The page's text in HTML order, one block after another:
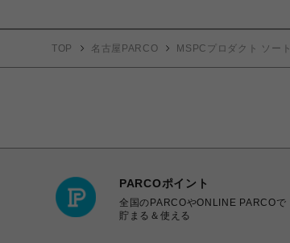
TOP 名古屋PARCO MSPCプロダクト ソート
PARCOポイント
全国のPARCOやONLINE PARCOで
貯まる＆使える